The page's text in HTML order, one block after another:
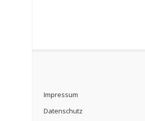
Impressum
Datenschutz